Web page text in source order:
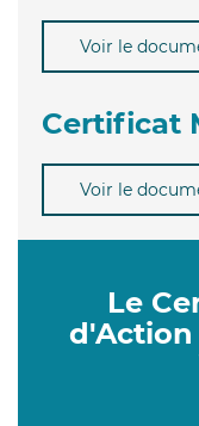
Voir le
Certificat
Voir le
Le
d'Action